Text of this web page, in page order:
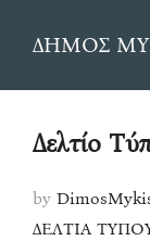
ΔΗΜΟΣ
Δελτίο
by
ΔΕΛΤΙΑ